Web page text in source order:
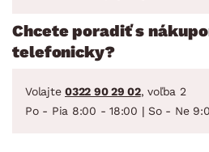
Chcete poradiť s
telefonicky?
Volajte 0322 90 29 02, voľba 2
Po - Pia 8:00 - 18:00 | So - Ne